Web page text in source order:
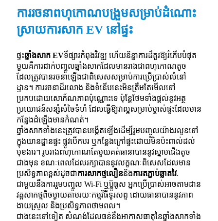
ការរចនាពហុកោណបង្រួមសម្រាប់ដំណោះ
ស្រាយការសាក EV នៅផ្ទះ
ផ្ទះឆ្នាំងសាក EVទីផ្សារកំពុងវិវឌ្ឍ ហើយនិន្នាការដ៏គួរឱ្យរំភើបបំផុត
មួយគឺការដាក់បញ្ចូលឆ្នាំងសាកដែលមានរាងជាពហុកោណតូច
ដែលត្រូវបានរចនាឡើងជាពិសេសសម្រាប់ការប្រើប្រាស់លំនៅ
ដ្ឋាន។ ការរចនាដ៏រលោង និងទំនើបនេះមិនត្រឹមតែមើលទៅ
ប្រកបដោយសោភ័ណភាពប៉ុណ្ណោះទេ ប៉ុន្តែថែមទាំងផ្តល់នូវអត្ថ
ប្រយោជន៍សន្សំសំចៃទំហំ ដែលធ្វើឱ្យវាល្អសម្រាប់ម្ចាស់ផ្ទះដែលមាន
កន្លែងដំឡើងមានកំណត់។
ឆ្នាំងសាកទាំងនេះត្រូវបានបង្កើតឡើងដើម្បីរួមបញ្ចូលយ៉ាងរលូនទៅ
ក្នុងយានដ្ឋានផ្ទះ ផ្លូវបើកបរ ឬកន្លែងក្រៅផ្ទះដោយមិនប៉ះពាល់ដល់
មុខងារ។ រូបរាងពហុកោណតែមួយគត់ធានាបាននូវស្នាមជើងតូច
ជាងមុន ខណៈពេលដែលរក្សាបាននូវលក្ខណៈពិសេសដែលមាន
ប្រសិទ្ធភាពខ្ពស់ដូចជាការសាកថ្មលឿននិងការតភ្ជាប់ឆ្លាតវៃ.
ជាមួយនឹងការរួមបញ្ចូល Wi-Fi ឬប៊្លូធូស អ្នកប្រើប្រាស់អាចតាមដាន
វគ្គសាកថ្មពីចម្ងាយតាមរយៈកម្មវិធីទូរសព្ទ ដោយធានាបាននូវភាព
ងាយស្រួល និងប្រសិទ្ធភាពថាមពល។
ជាងនេះទៅទៀត សំណង់ដែលធន់នឹងអាកាសធាតុនៃឆ្នាំងសាកទាំង